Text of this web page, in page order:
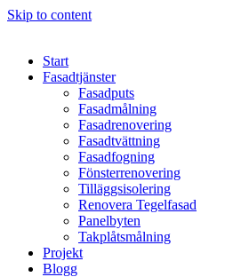
Skip to content
Start
Fasadtjänster
Fasadputs
Fasadmålning
Fasadrenovering
Fasadtvättning
Fasadfogning
Fönsterrenovering
Tilläggsisolering
Renovera Tegelfasad
Panelbyten
Takplåtsmålning
Projekt
Blogg